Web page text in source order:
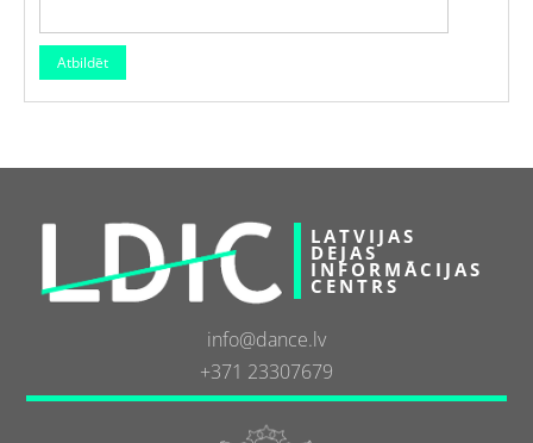
LATVIJAS
DEJAS
INFORMĀCIJAS
CENTRS
info@dance.lv
+371 23307679